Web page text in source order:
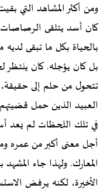
ومن أكثر المشاهد التي
كان أسد يتلقى الرصاصات
بالحياة بكل ما تبقى
بل كان يؤجله. كان
تتحول من حلم إلى
العبيد الذين حمل
في تلك اللحظات لم يعد
أجل معنى أكبر من عمره
المعارك. ولهذا جاء
الأخيرة، لكنه يرفض